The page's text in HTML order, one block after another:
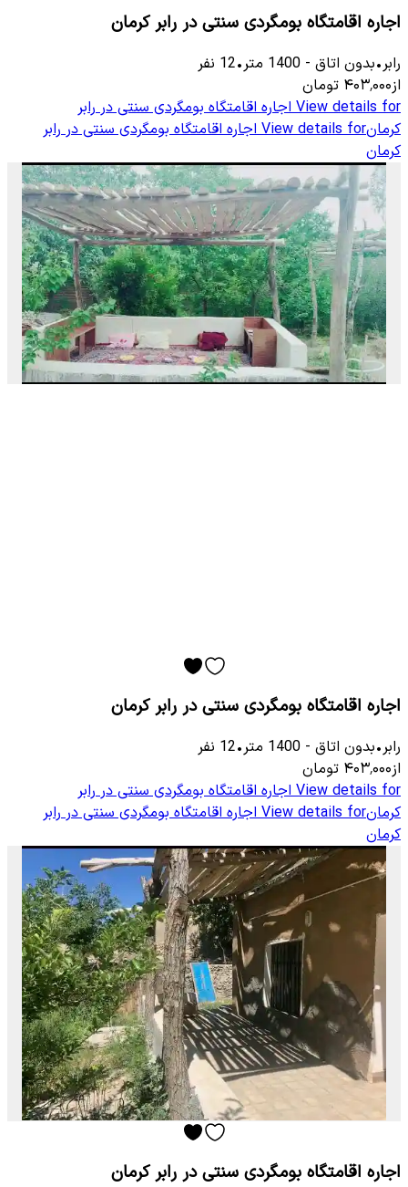
اجاره اقامتگاه بومگردی سنتی در رابر کرمان
رابر•بدون اتاق -
1400 متر•
12 نفر
از۴۰۳٬۰۰۰ تومان
View details for اجاره اقامتگاه بومگردی سنتی در رابر
کرمانView details for اجاره اقامتگاه بومگردی سنتی در رابر
کرمان
اجاره اقامتگاه بومگردی سنتی در رابر کرمان
رابر•بدون اتاق -
1400 متر•
12 نفر
از۴۰۳٬۰۰۰ تومان
View details for اجاره اقامتگاه بومگردی سنتی در رابر
کرمانView details for اجاره اقامتگاه بومگردی سنتی در رابر
کرمان
اجاره اقامتگاه بومگردی سنتی در رابر کرمان